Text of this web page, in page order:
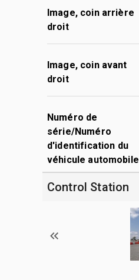
Image, coin arrière
droit
Image, coin avant
droit
Numéro de
série/Numéro
d'identification du
véhicule automobile
Control Station